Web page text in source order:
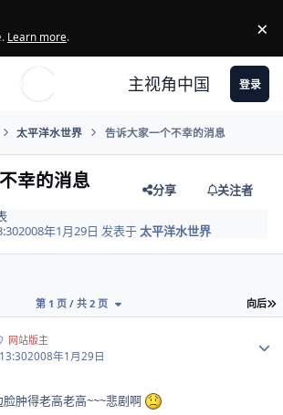
Learn more. ×
主视角中国 登录
太平洋水世界 告诉大家一个不幸的消息
幸的消息 分享
关注者
2008年1月29日 发表于太平洋水世界
向后
第 1 页 / 共 2 页
网站版主
2008年1月29日
肿得老高老高~~~悲剧啊